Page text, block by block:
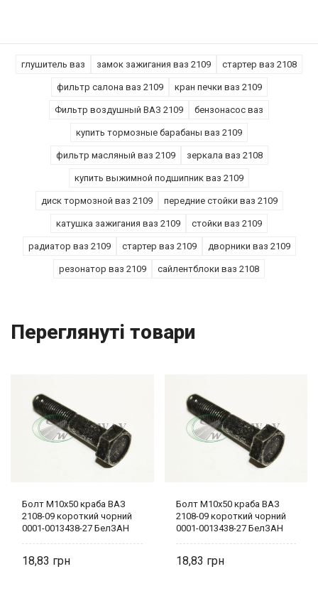
глушитель ваз замок зажигания ваз 2109 стартер ваз 2108
фильтр салона ваз 2109 кран печки ваз 2109
Фильтр воздушный ВАЗ 2109 бензонасос ваз
купить тормозные барабаны ваз 2109
фильтр масляный ваз 2109 зеркала ваз 2108
купить выжимной подшипник ваз 2109
диск тормозной ваз 2109 передние стойки ваз 2109
катушка зажигания ваз 2109 стойки ваз 2109
радиатор ваз 2109 стартер ваз 2109 дворники ваз 2109
резонатор ваз 2109 сайлентблоки ваз 2108
Переглянуті товари
Болт М10х50 краба ВАЗ
2108-09 короткий чорний
0001-0013438-27 БелЗАН
18,83
Болт М10х50 краба ВАЗ
2108-09 короткий чорний
0001-0013438-27 БелЗАН
18,83